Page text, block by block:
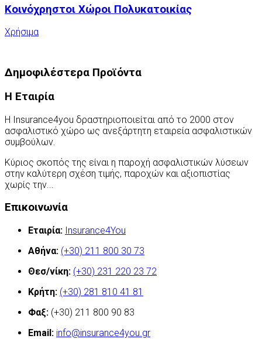
Κοινόχρηστοι Χώροι Πολυκατοικίας
Χρήσιμα
Δημοφιλέστερα Προϊόντα
Η Εταιρία
Η Insurance4you δραστηριοποιείται από το 2000 στον
ασφαλιστικό χώρο ως ανεξάρτητη εταιρεία ασφαλιστικών
συμβούλων.
Κύριος σκοπός της είναι η παροχή ασφαλιστικών λύσεων
στην καλύτερη σχέση τιμής, παροχών και αξιοπιστίας
χωρίς την...
Επικοινωνία
Εταιρία: Insurance4You
Αθήνα: (+30) 211 800 30 73
Θεσ/νίκη: (+30) 231 220 23 72
Κρήτη: (+30) 281 810 41 81
Φαξ: (+30) 211 800 90 83
Email: info@insurance4you.gr